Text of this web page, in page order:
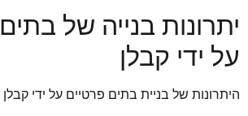
יתרונות בנייה של
על ידי קבלן
היתרונות של בניית בתים פרטיים על ידי